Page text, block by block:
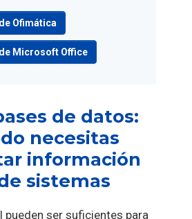
Ofimática
Microsoft Office
de datos:
necesitas
información
sistemas
pueden ser suficientes para